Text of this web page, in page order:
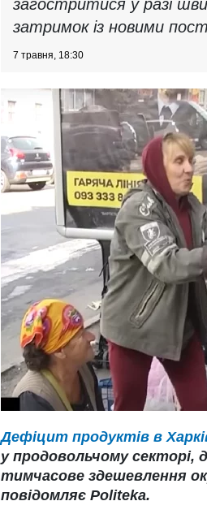
загостритися у разі
затримок із новими
7 травня, 18:30
Дефіцит продуктів в
у продовольчому секторі,
тимчасове здешевлення
повідомляє Politeka.